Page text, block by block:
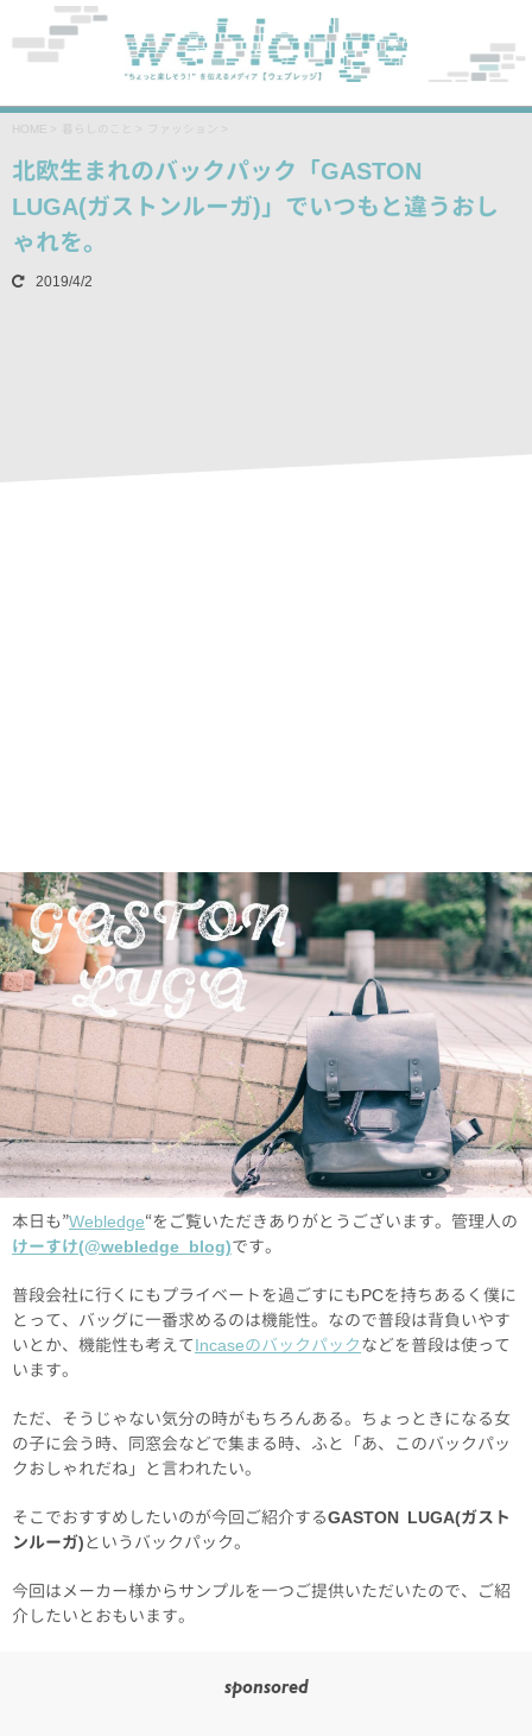
HOME ファッション
北欧生まれのバックパック「GASTON
LUGA(ガストンルーガ)」でいつもと違うおし
ゃれを。
2019/4/2
本日も”Webledge“をご覧いただきありがとうございます。管理人の
けーすけ(@webledge_blog)です。
普段会社に行くにもプライベートを過ごすにもPCを持ちあるく僕に
とって、バッグに一番求めるのは機能性。なので普段は背負いやす
いとか、機能性も考えてIncaseのバックパックなどを普段は使って
います。
ただ、そうじゃない気分の時がもちろんある。ちょっときになる女
の子に会う時、同窓会などで集まる時、ふと「あ、このバックパッ
クおしゃれだね」と言われたい。
そこでおすすめしたいのが今回ご紹介するGASTON LUGA(ガスト
ンルーガ)というバックパック。
今回はメーカー様からサンプルを一つご提供いただいたので、ご紹
介したいとおもいます。
sponsored